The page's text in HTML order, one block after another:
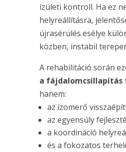
ízületi kontroll. Ha ez
helyreállításra,
újrasérülés esélye
közben, instabil
A rehabilitáció során
a fájdalomcsillapítás
hanem:
az izomerő
az egyensúly
a koordináció
és a fokozatos